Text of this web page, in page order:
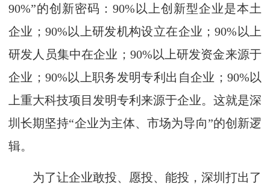
90%”的创新密码：90%以上创新型企业是本土
企业；90%以上研发机构设立在企业；90%以上
研发人员集中在企业；90%以上研发资金来源于
企业；90%以上职务发明专利出自企业；90%以
上重大科技项目发明专利来源于企业。这就是深
圳长期坚持“企业为主体、市场为导向”的创新逻
辑。
为了让企业敢投、愿投、能投，深圳打出了